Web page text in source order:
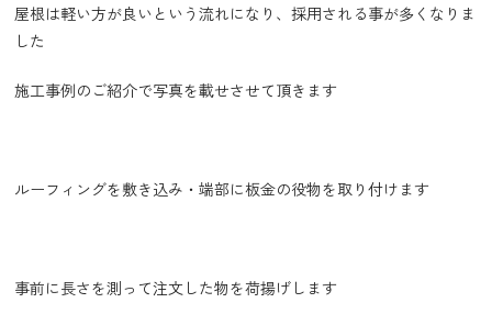
屋根は軽い方が良いという流れになり、採用される事が多くなりま
した
施工事例のご紹介で写真を載せさせて頂きます
ルーフィングを敷き込み・端部に板金の役物を取り付けます
事前に長さを測って注文した物を荷揚げします